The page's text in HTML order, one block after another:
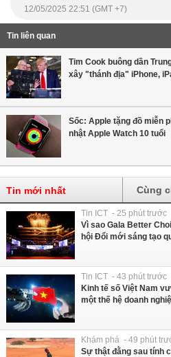
12/05/2025 22:51 (GMT +7)
Tin liên quan
Tim Cook buông dần
xây "thánh địa" iPhone,
Sốc: Apple tặng đồ miễn
nhật Apple Watch 10 tuổi
Tin mới nhất Cùng
Tin ICT - 25 phút trước
Vì sao Gala Better
hội Đổi mới sáng tạo
Tin ICT - 43 phút trước
Kinh tế số Việt Nam
một thế hệ doanh
Khám phá - 49 phút
Sự thật đằng sau tính